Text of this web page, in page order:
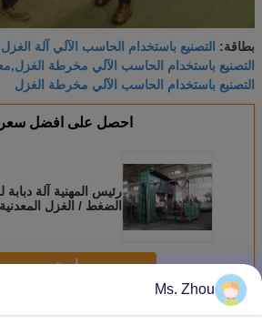
بطاقة: التصنيع باستخدام الحاسب الآلي آلة
التصنيع باستخدام الحاسب الآلي مخرطة
التصنيع باستخدام الحاسب الآلي مخرطة الغزل
احصل على افضل
رئيس المهنية آلة دبابة
الضغط / الغزل
استمر
أكثرالمعادن باستخدام الحاسب الآلي
Ms. Zhou